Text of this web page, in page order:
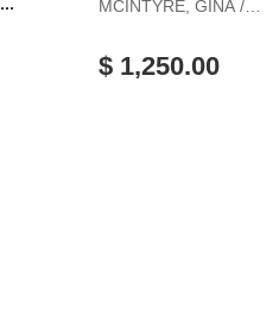
MCINTYRE, GINA /
$ 1,250.00